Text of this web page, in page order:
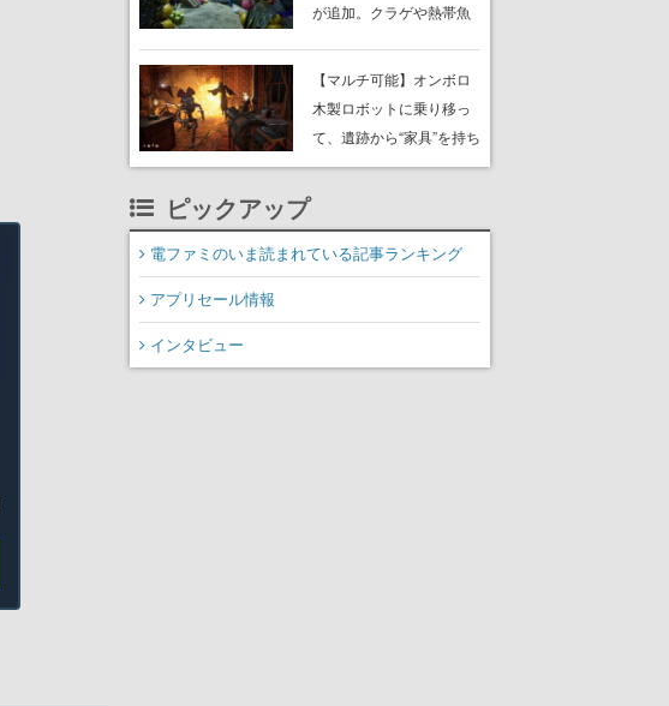
が追加。クラゲや熱帯魚
や大きな貝も
【マルチ可能】オンボロ
木製ロボットに乗り移っ
て、遺跡から“家具”を持ち
帰るホラーアクションゲ
売。迫る“腐敗”から逃げ延
び、持ち帰った家具で基
ピックアップ
電ファミのいま読まれている記事ランキング
アプリセール情報
インタビュー